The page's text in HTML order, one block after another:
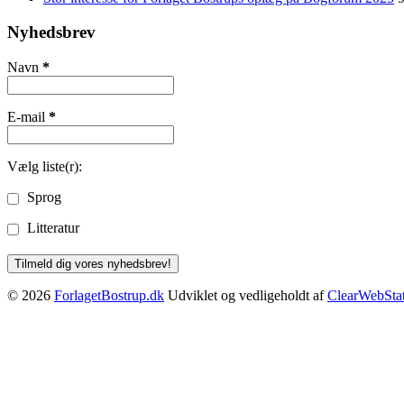
Nyhedsbrev
Navn *
E-mail *
Vælg liste(r):
Sprog
Litteratur
© 2026 ForlagetBostrup.dk Udviklet og vedligeholdt af